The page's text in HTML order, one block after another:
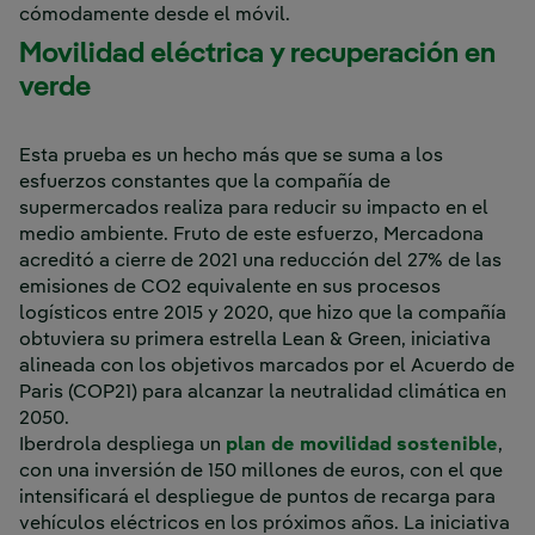
cómodamente desde el móvil.
Movilidad eléctrica y recuperación en
verde
Esta prueba es un hecho más que se suma a los
esfuerzos constantes que la compañía de
supermercados realiza para reducir su impacto en el
medio ambiente. Fruto de este esfuerzo, Mercadona
acreditó a cierre de 2021 una reducción del 27% de las
emisiones de CO2 equivalente en sus procesos
logísticos entre 2015 y 2020, que hizo que la compañía
obtuviera su primera estrella Lean & Green, iniciativa
alineada con los objetivos marcados por el Acuerdo de
Paris (COP21) para alcanzar la neutralidad climática en
2050.
Iberdrola despliega un plan de movilidad sostenible,
con una inversión de 150 millones de euros, con el que
intensificará el despliegue de puntos de recarga para
vehículos eléctricos en los próximos años. La iniciativa